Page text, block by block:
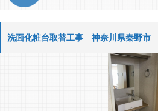
洗面化粧台取替工事 神奈川県秦野市